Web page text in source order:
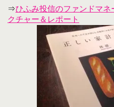
⇒ひふみ投信のファンドマ
クチャー＆レポート